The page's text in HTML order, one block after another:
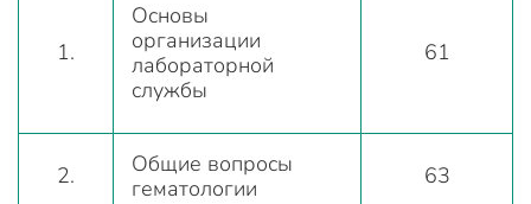
1.
Основы
организации
лабораторной
службы
61
2.
Общие вопросы
гематологии
63